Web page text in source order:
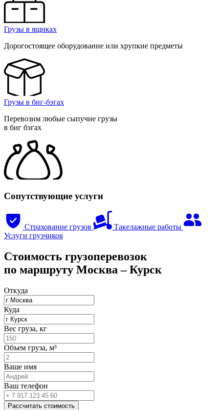
Грузы в ящиках
Дорогостоящее оборудование или хрупкие предметы
Грузы в биг-бэгах
Перевозим любые сыпучие грузы
в биг бэгах
Сопутствующие услуги
Страхование грузов
Такелажные работы
Услуги грузчиков
Стоимость грузоперевозок
по маршруту Москва ‒ Курск
Откуда
Куда
Вес груза, кг
Объем груза, м³
Ваше имя
Ваш телефон
Рассчитать стоимость